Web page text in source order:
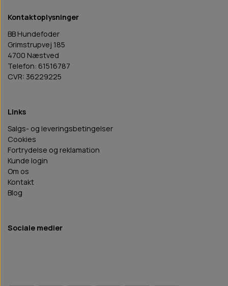
Kontaktoplysninger
BB Hundefoder
Grimstrupvej 185
4700 Næstved
Telefon: 61516787
CVR: 36229225
Links
Salgs- og leveringsbetingelser
Cookies
Fortrydelse og reklamation
Kunde login
Om os
Kontakt
Blog
Sociale medier